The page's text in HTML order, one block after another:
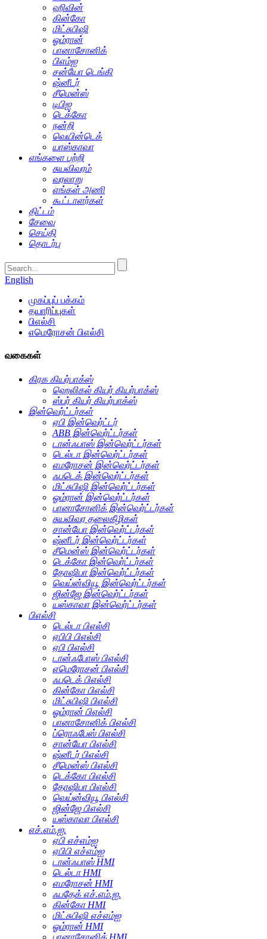
ஹிவின்
கின்கோ
மிட்சுபிஷி
ஓம்ரான்
பானாசோனிக்
பிஎம்ஐ
சன்யோ டெங்கி
ஷ்னீடர்
சீமென்ஸ்
டிபிஐ
டெக்கோ
நன்றி
வெயின்டெக்
யாஸ்காவா
எங்களை பற்றி
சுயவிவரம்
வரலாறு
எங்கள் அணி
கூட்டாளர்கள்
திட்டம்
சேவை
செய்தி
தொடர்பு
English
முகப்புப் பக்கம்
தயாரிப்புகள்
பிஎல்சி
எமெரோசன் பிஎல்சி
வகைகள்
கிரக கியர்பாக்ஸ்
ஹெலிகல் கியர் கியர்பாக்ஸ்
ஸ்பர் கியர் கியர்பாக்ஸ்
இன்வெர்ட்டர்கள்
ஏபி இன்வெர்ட்டர்
ABB இன்வெர்ட்டர்கள்
டான்ஃபாஸ் இன்வெர்ட்டர்கள்
டெல்டா இன்வெர்ட்டர்கள்
எமரோசன் இன்வெர்ட்டர்கள்
ஃபடெக் இன்வெர்ட்டர்கள்
மிட்சுபிஷி இன்வெர்ட்டர்கள்
ஓம்ரான் இன்வெர்ட்டர்கள்
பானாசோனிக் இன்வெர்ட்டர்கள்
சுயவிவர தலைகீழிகள்
சான்யோ இன்வெர்ட்டர்கள்
ஷ்னீடர் இன்வெர்ட்டர்கள்
சீமென்ஸ் இன்வெர்ட்டர்கள்
டெக்கோ இன்வெர்ட்டர்கள்
தோஷிபா இன்வெர்ட்டர்கள்
வெய்ன்வியூ இன்வெர்ட்டர்கள்
ஜின்ஜே இன்வெர்ட்டர்கள்
யஸ்காவா இன்வெர்ட்டர்கள்
பிஎல்சி
டெல்டா பிஎல்சி
ஏபிபி பிஎல்சி
ஏபி பிஎல்சி
டான்ஃபோஸ் பிஎல்சி
எமெரோசன் பிஎல்சி
ஃபடெக் பிஎல்சி
கின்கோ பிஎல்சி
மிட்சுபிஷி பிஎல்சி
ஓம்ரான் பிஎல்சி
பானாசோனிக் பிஎல்சி
ப்ரொஃபேஸ் பிஎல்சி
சான்யோ பிஎல்சி
ஷ்னீடர் பிஎல்சி
சீமென்ஸ் பிஎல்சி
டெக்கோ பிஎல்சி
தோஷிபா பிஎல்சி
வெய்ன்வியூ பிஎல்சி
ஜின்ஜே பிஎல்சி
யஸ்காவா பிஎல்சி
எச்.எம்.ஐ.
ஏபி எச்எம்ஐ
ஏபிபி எச்எம்ஐ
டான்ஃபாஸ் HMI
டெல்டா HMI
எமரோசன் HMI
ஃபதேக் எச்.எம்.ஐ.
கின்கோ HMI
மிட்சுபிஷி எச்எம்ஐ
ஓம்ரான் HMI
பானாசோனிக் HMI